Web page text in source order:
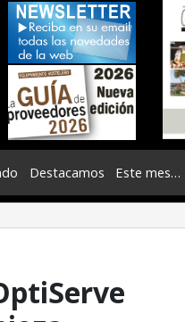
Destacamos Este mes…